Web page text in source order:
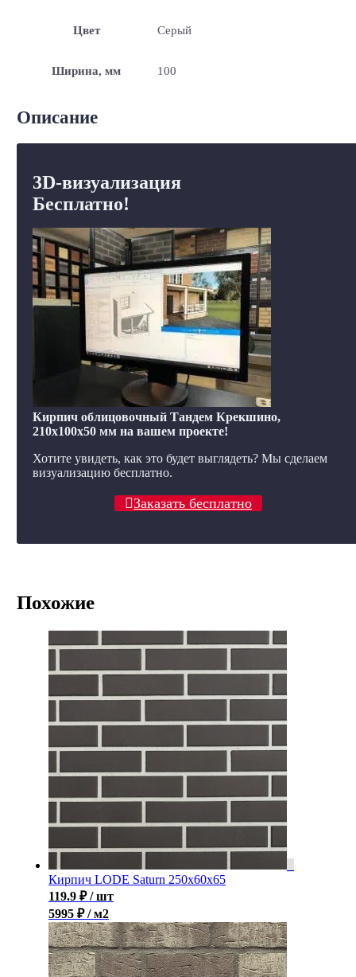
Цвет Серый
Ширина, мм 100
Описание
3D-визуализация
Бесплатно!
Кирпич облицовочный Тандем Крекшино,
210x100x50 мм на вашем проекте!
Хотите увидеть, как это будет выглядеть? Мы сделаем
визуализацию бесплатно.
Заказать бесплатно
Похожие
Кирпич LODE Saturn 250x60x65
119.9 ₽ / шт
5995 ₽ / м2